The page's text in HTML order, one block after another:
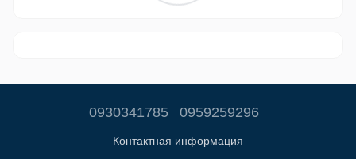
0930341785 0959259296
Контактная информация